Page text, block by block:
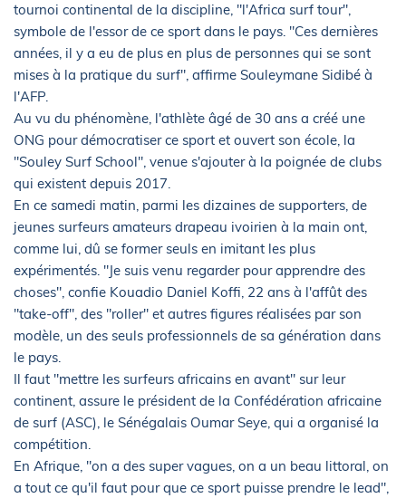
tournoi continental de la discipline, "l'Africa surf tour",
symbole de l'essor de ce sport dans le pays. "Ces dernières
années, il y a eu de plus en plus de personnes qui se sont
mises à la pratique du surf", affirme Souleymane Sidibé à
l'AFP.
Au vu du phénomène, l'athlète âgé de 30 ans a créé une
ONG pour démocratiser ce sport et ouvert son école, la
"Souley Surf School", venue s'ajouter à la poignée de clubs
qui existent depuis 2017.
En ce samedi matin, parmi les dizaines de supporters, de
jeunes surfeurs amateurs drapeau ivoirien à la main ont,
comme lui, dû se former seuls en imitant les plus
expérimentés. "Je suis venu regarder pour apprendre des
choses", confie Kouadio Daniel Koffi, 22 ans à l'affût des
"take-off", des "roller" et autres figures réalisées par son
modèle, un des seuls professionnels de sa génération dans
le pays.
Il faut "mettre les surfeurs africains en avant" sur leur
continent, assure le président de la Confédération africaine
de surf (ASC), le Sénégalais Oumar Seye, qui a organisé la
compétition.
En Afrique, "on a des super vagues, on a un beau littoral, on
a tout ce qu'il faut pour que ce sport puisse prendre le lead",